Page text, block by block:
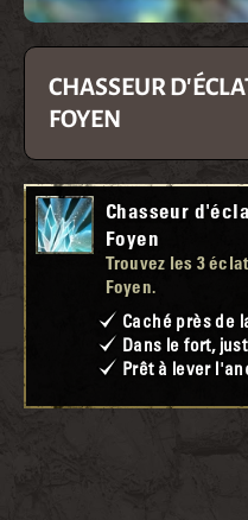
CHASSEUR
FOYEN
Chasseur
Foyen
Trouvez les 3
Foyen.
Caché près de
Dans le fort,
Prêt à lever